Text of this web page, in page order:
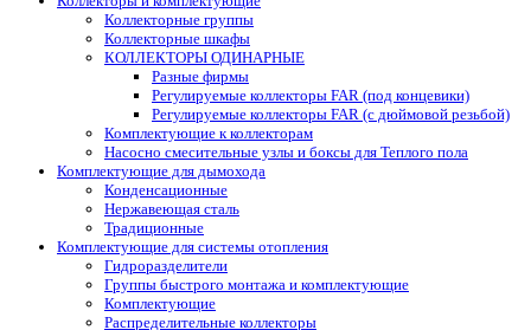
Коллекторные группы
Коллекторные шкафы
КОЛЛЕКТОРЫ ОДИНАРНЫЕ
Разные фирмы
Регулируемые коллекторы FAR (под концевики)
Регулируемые коллекторы FAR (с дюймовой резьбой)
Комплектующие к коллекторам
Насосно смесительные узлы и боксы для Теплого пола
Комплектующие для дымохода
Конденсационные
Нержавеющая сталь
Традиционные
Комплектующие для системы отопления
Гидроразделители
Группы быстрого монтажа и комплектующие
Комплектующие
Распределительные коллекторы